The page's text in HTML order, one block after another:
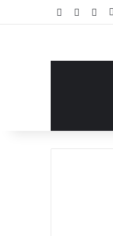
يوتيوب تسجيل الدخول
مقال عشوائي